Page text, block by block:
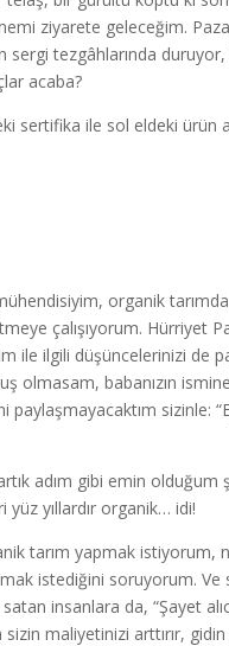
ziyarete geleceğim.
tezgâhlarında
acaba?
sertifika ile sol eldeki
organik
çalışıyorum. Hürriyet
ile ilgili düşüncelerinizi de
babanızın
paylaşmayacaktım sizinle:
adım gibi emin
yıllardır organik… idi!
tarım yapmak istiyorum,
istediğini soruyorum.
insanlara da, “Şayet
maliyetinizi arttırır,